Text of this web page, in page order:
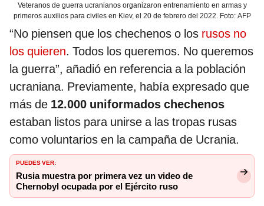
Veteranos de guerra ucranianos organizaron entrenamiento en armas y
primeros auxilios para civiles en Kiev, el 20 de febrero del 2022. Foto: AFP
“No piensen que los chechenos o los rusos no
los quieren. Todos los queremos. No queremos
la guerra”, añadió en referencia a la población
ucraniana. Previamente, había expresado que
más de 12.000 uniformados chechenos
estaban listos para unirse a las tropas rusas
como voluntarios en la campaña de Ucrania.
PUEDES VER:
Rusia muestra por primera vez un video de
Chernobyl ocupada por el Ejército ruso